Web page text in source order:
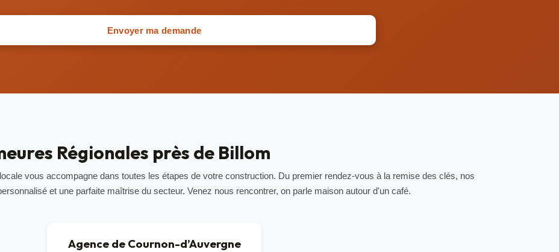
Envoyer ma demande
Régionales près de Billom
vous accompagne dans toutes les étapes de votre construction. Du premier rendez-vous à la remise des clés, nos
et une parfaite maîtrise du secteur. Venez nous rencontrer, on parle maison autour d'un café.
Agence de Cournon-d’Auvergne